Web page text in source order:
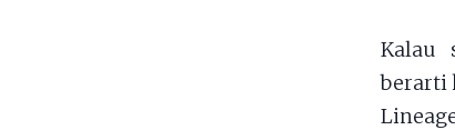
Kalau
berarti